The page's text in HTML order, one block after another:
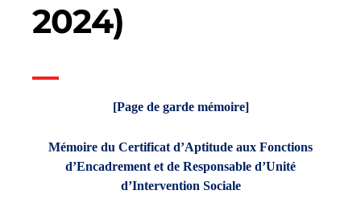
2024)
[Page de garde mémoire]
Mémoire du Certificat d’Aptitude aux Fonctions
d’Encadrement et de Responsable d’Unité
d’Intervention Sociale